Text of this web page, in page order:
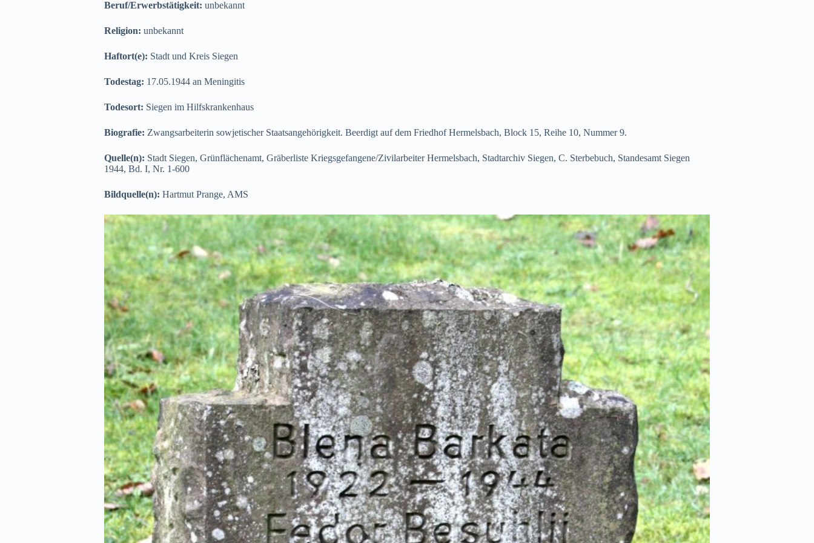
Beruf/Erwerbstätigkeit: unbekannt
Religion: unbekannt
Haftort(e): Stadt und Kreis Siegen
Todestag: 17.05.1944 an Meningitis
Todesort: Siegen im Hilfskrankenhaus
Biografie: Zwangsarbeiterin sowjetischer Staatsangehörigkeit. Beerdigt auf dem Friedhof Hermelsbach, Block 15, Reihe 10, Nummer 9.
Quelle(n): Stadt Siegen, Grünflächenamt, Gräberliste Kriegsgefangene/Zivilarbeiter Hermelsbach, Stadtarchiv Siegen, C. Sterbebuch, Standesamt Siegen
1944, Bd. I, Nr. 1-600
Bildquelle(n): Hartmut Prange, AMS